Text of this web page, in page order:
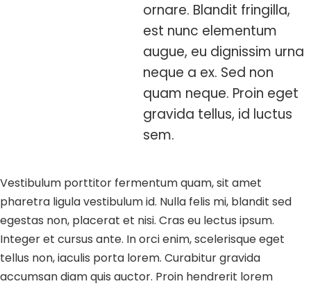
ornare. Blandit fringilla,
est nunc elementum
augue, eu dignissim urna
neque a ex. Sed non
quam neque. Proin eget
gravida tellus, id luctus
sem.
Vestibulum porttitor fermentum quam, sit amet
pharetra ligula vestibulum id. Nulla felis mi, blandit sed
egestas non, placerat et nisi. Cras eu lectus ipsum.
Integer et cursus ante. In orci enim, scelerisque eget
tellus non, iaculis porta lorem. Curabitur gravida
accumsan diam quis auctor. Proin hendrerit lorem